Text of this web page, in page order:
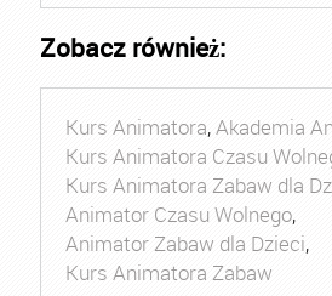
Zobacz również:
Kurs Animatora,Akademia
Kurs Animatora Czasu
Kurs Animatora Zabaw dla
Animator Czasu Wolnego,
Animator Zabaw dla Dzieci,
Kurs Animatora Zabaw